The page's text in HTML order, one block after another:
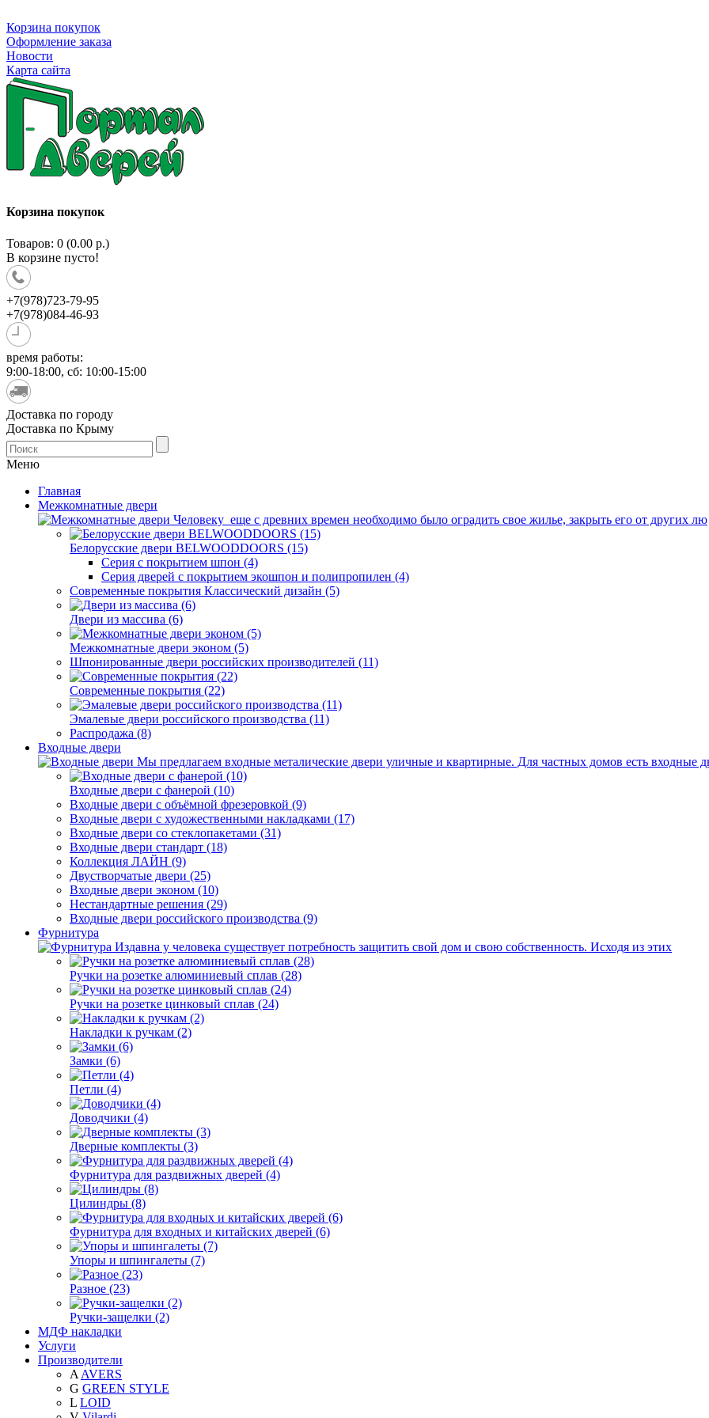
Корзина покупок
Оформление заказа
Новости
Карта сайта
Корзина покупок
Товаров: 0 (0.00 р.)
В корзине пусто!
+7(978)723-79-95
+7(978)084-46-93
время работы:
9:00-18:00, сб: 10:00-15:00
Доставка по городу
Доставка по Крыму
Меню
Главная
Межкомнатные двери
Человеку еще с древних времен необходимо было оградить свое жилье, закрыть его от других лю
Белорусские двери BELWOODDOORS (15)
Серия с покрытием шпон (4)
Серия дверей с покрытием экошпон и полипропилен (4)
Современные покрытия Классический дизайн (5)
Двери из массива (6)
Межкомнатные двери эконом (5)
Шпонированные двери российских производителей (11)
Современные покрытия (22)
Эмалевые двери российского производства (11)
Распродажа (8)
Входные двери
Мы предлагаем входные металические двери уличные и квартирные. Для частных домов есть входные
Входные двери с фанерой (10)
Входные двери с объёмной фрезеровкой (9)
Входные двери с художественными накладками (17)
Входные двери со стеклопакетами (31)
Входные двери стандарт (18)
Коллекция ЛАЙН (9)
Двустворчатые двери (25)
Входные двери эконом (10)
Нестандартные решения (29)
Входные двери российского производства (9)
Фурнитура
Издавна у человека существует потребность защитить свой дом и свою собственность. Исходя из этих
Ручки на розетке алюминиевый сплав (28)
Ручки на розетке цинковый сплав (24)
Накладки к ручкам (2)
Замки (6)
Петли (4)
Доводчики (4)
Дверные комплекты (3)
Фурнитура для раздвижных дверей (4)
Цилиндры (8)
Фурнитура для входных и китайских дверей (6)
Упоры и шпингалеты (7)
Разное (23)
Ручки-защелки (2)
МДФ накладки
Услуги
Производители
A AVERS
G GREEN STYLE
L LOID